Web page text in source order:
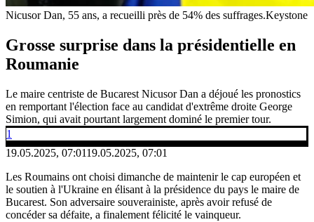
Nicusor Dan, 55 ans, a recueilli près de 54% des suffrages.Keystone
Grosse surprise dans la présidentielle en
Roumanie
Le maire centriste de Bucarest Nicusor Dan a déjoué les pronostics
en remportant l'élection face au candidat d'extrême droite George
Simion, qui avait pourtant largement dominé le premier tour.
1
19.05.2025, 07:0119.05.2025, 07:01
Les Roumains ont choisi dimanche de maintenir le cap européen et
le soutien à l'Ukraine en élisant à la présidence du pays le maire de
Bucarest. Son adversaire souverainiste, après avoir refusé de
concéder sa défaite, a finalement félicité le vainqueur.